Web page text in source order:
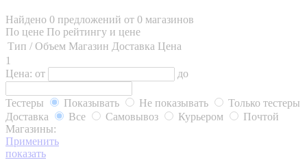
Найдено 0 предложений от 0 магазинов
По цене По рейтингу и цене
Тип / Объем Магазин Доставка Цена
1
Цена: от до
Тестеры Показывать Не показывать
Только тестеры
Доставка
Все Самовывоз Курьером
Почтой
Магазины:
Применить
показать